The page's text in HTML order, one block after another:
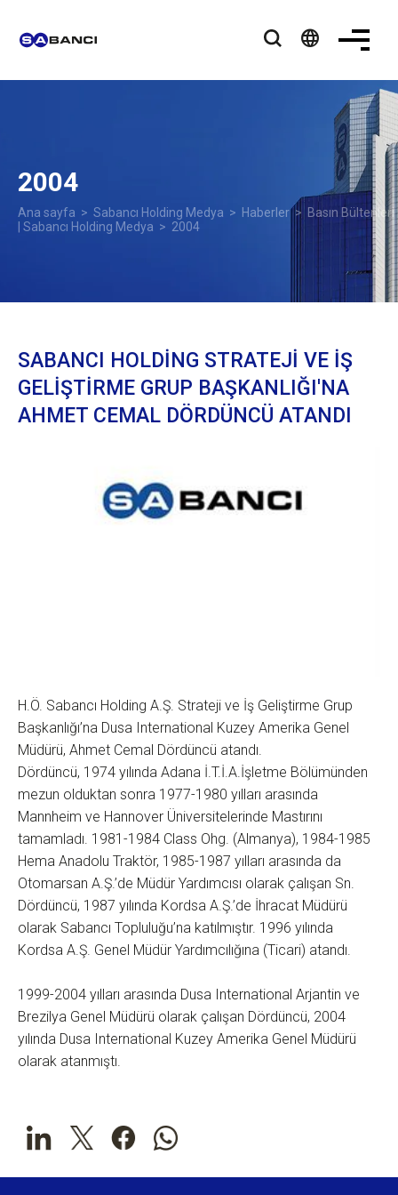
language
2004
Ana sayfa > Sabancı Holding Medya > Haberler> Basın Bültenleri
| Sabancı Holding Medya > 2004
SABANCI HOLDİNG STRATEJİ VE İŞ
GELİŞTİRME GRUP BAŞKANLIĞI'NA
AHMET CEMAL DÖRDÜNCÜ ATANDI
H.Ö. Sabancı Holding A.Ş. Strateji ve İş Geliştirme Grup
Başkanlığı’na Dusa International Kuzey Amerika Genel
Müdürü, Ahmet Cemal Dördüncü atandı.
Dördüncü, 1974 yılında Adana İ.T.İ.A.İşletme Bölümünden
mezun olduktan sonra 1977-1980 yılları arasında
Mannheim ve Hannover Üniversitelerinde Mastırını
tamamladı. 1981-1984 Class Ohg. (Almanya), 1984-1985
Hema Anadolu Traktör, 1985-1987 yılları arasında da
Otomarsan A.Ş.’de Müdür Yardımcısı olarak çalışan Sn.
Dördüncü, 1987 yılında Kordsa A.Ş.’de İhracat Müdürü
olarak Sabancı Topluluğu’na katılmıştır. 1996 yılında
Kordsa A.Ş. Genel Müdür Yardımcılığına (Ticari) atandı.
1999-2004 yılları arasında Dusa International Arjantin ve
Brezilya Genel Müdürü olarak çalışan Dördüncü, 2004
yılında Dusa International Kuzey Amerika Genel Müdürü
olarak atanmıştı.